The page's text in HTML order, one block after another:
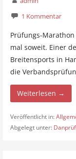
1 Kommentar
Prüfungs-
mal soweit. Einer
Breitensports in
die
Weiterlesen →
Veröffentlicht in:
Abgelegt unter: